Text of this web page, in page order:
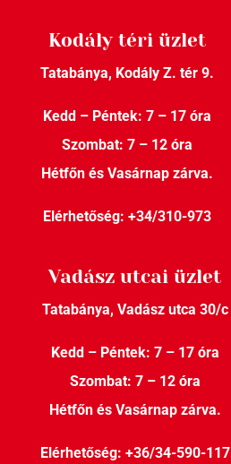
Kodály téri üzlet
Tatabánya, Kodály Z. tér 9.
Kedd – Péntek: 7 – 17 óra
Szombat: 7 – 12 óra
Hétfőn és Vasárnap zárva.
Elérhetőség: +34/310-973
Vadász utcai üzlet
Tatabánya, Vadász utca 30/c
Kedd – Péntek: 7 – 17 óra
Szombat: 7 – 12 óra
Hétfőn és Vasárnap zárva.
Elérhetőség: +36/34-590-117